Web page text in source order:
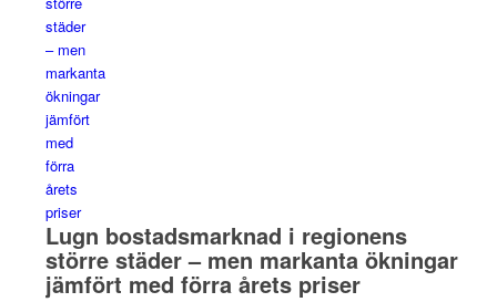
Lugn bostadsmarknad i regionens
större städer – men markanta ökningar
jämfört med förra årets priser